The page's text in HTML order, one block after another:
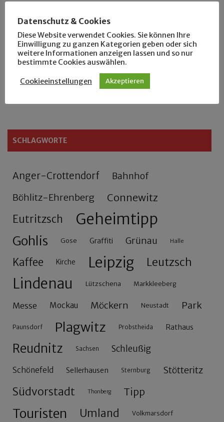
Der Leipziger Schmiedetag von 1904
Rennfahrer in Schönefeld und Zschocher
Zu Fuß durch Anger-Crottendorf
SCHLAGWORTE
Anger-Crottendorf Bahnhof
Böhlitz-Ehrenberg Connewitz
Eutritzsch Geheimtipp
Gohlis Gose Graffiti Grünau Halle
Kaffee Kirche Leipzig Leutzsch
Lindenau Lützschena Markkleeberg
Messe Mockau Möckern Neustadt Park
Paunsdorf Plagwitz Probstheida Rathaus
Reudnitz Sachsen Schleußig
Schönefeld Sellerhausen Sternburg Stötteritz
Südvorstadt Thonberg Tipp
Touristen Umland Volkmarsdorf
Datenschutz & Cookies
Diese Website verwendet Cookies. Sie können Ihre
Einwilligung zu ganzen Kategorien geben oder sich
weitere Informationen anzeigen lassen und so nur
bestimmte Cookies auswählen.
Cookieeinstellungen Akzeptieren